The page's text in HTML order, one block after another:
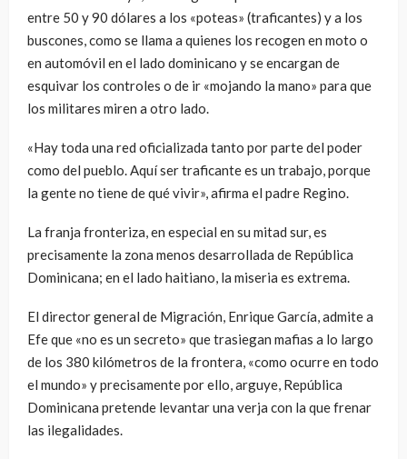
entre 50 y 90 dólares a los «poteas» (traficantes) y a los
buscones, como se llama a quienes los recogen en moto o
en automóvil en el lado dominicano y se encargan de
esquivar los controles o de ir «mojando la mano» para que
los militares miren a otro lado.
«Hay toda una red oficializada tanto por parte del poder
como del pueblo. Aquí ser traficante es un trabajo, porque
la gente no tiene de qué vivir», afirma el padre Regino.
La franja fronteriza, en especial en su mitad sur, es
precisamente la zona menos desarrollada de República
Dominicana; en el lado haitiano, la miseria es extrema.
El director general de Migración, Enrique García, admite a
Efe que «no es un secreto» que trasiegan mafias a lo largo
de los 380 kilómetros de la frontera, «como ocurre en todo
el mundo» y precisamente por ello, arguye, República
Dominicana pretende levantar una verja con la que frenar
las ilegalidades.